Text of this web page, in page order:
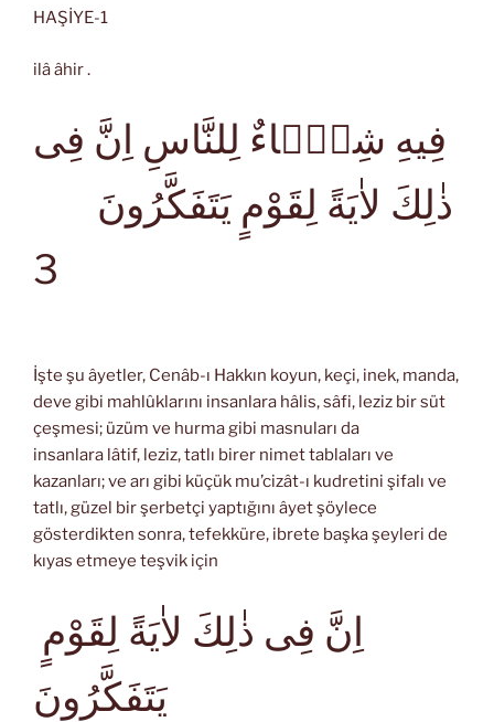
HAŞİYE-1
ilâ âhir .
فِيهِ شِفَۤاءٌ لِلنَّاسِ اِنَّ فِى
ذٰلِكَ لاٰيَةً لِقَوْمٍ يَتَفَكَّرُونَ
3
İşte şu âyetler, Cenâb-ı Hakkın koyun, keçi, inek, manda,
deve gibi mahlûklarını insanlara hâlis, sâfi, leziz bir süt
çeşmesi; üzüm ve hurma gibi masnuları da
insanlara lâtif, leziz, tatlı birer nimet tablaları ve
kazanları; ve arı gibi küçük mu’cizât-ı kudretini şifalı ve
tatlı, güzel bir şerbetçi yaptığını âyet şöylece
gösterdikten sonra, tefekküre, ibrete başka şeyleri de
kıyas etmeye teşvik için
يَتَفَكَّرُونَ